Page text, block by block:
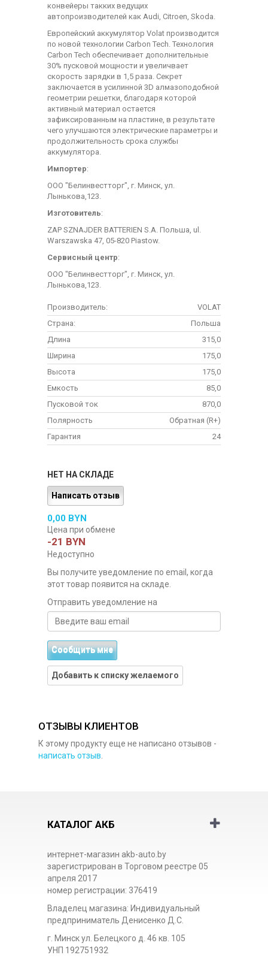
конвейеры такких ведущих
автопроизводителей как Audi, Citroen, Skoda.
Европейский аккумулятор Volat производится
по новой технологии Carbon Tech. Технология
Carbon Tech обеспечивает дополнительные
30% пусковой мощности и увеличвает
скорость зарядки в 1,5 раза. Секрет
заключается в усилинной 3D алмазоподобной
геометрии решетки, благодаря которой
активный материал остается
зафиксированным на пластине, в результате
чего улучшаются электрические параметры и
продолжительность срока службы
аккумулятора.
Импортер:
ООО "Белинвестторг", г. Минск, ул.
Лынькова,123.
Изготовитель:
ZAP SZNAJDER BATTERIEN S.A. Польша, ul.
Warszawska 47, 05-820 Piastow.
Сервисный центр:
ООО "Белинвестторг", г. Минск, ул.
Лынькова,123.
Производитель:
VOLAT
Страна:
Польша
Длина
315,0
Ширина
175,0
Высота
175,0
Емкость
85,0
Пусковой ток
870,0
Полярность
Обратная (R+)
Гарантия
24
НЕТ НА СКЛАДЕ
Написать отзыв
0,00 BYN
Цена при обмене
-21 BYN
Недоступно
Вы получите уведомление по email, когда
этот товар появится на складе.
Отправить уведомление на
Сообщить мне
Добавить к списку желаемого
ОТЗЫВЫ КЛИЕНТОВ
К этому продукту еще не написано отзывов -
написать отзыв
КАТАЛОГ АКБ
интернет-магазин akb-auto.by
зарегистрирован в Торговом реестре 05
апреля 2017
номер регистрации: 376419
Владелец магазина: Индивидуальный
предприниматель Денисенко Д.С.
г. Минск ул. Белецкого д. 46 кв. 105
УНП 192751932